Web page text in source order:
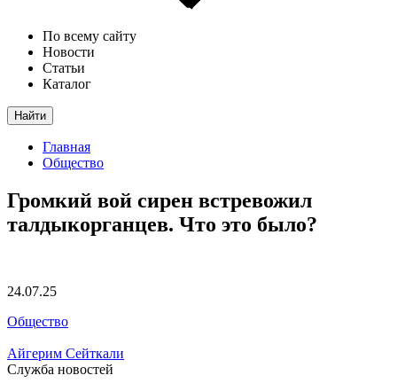
По всему сайту
Новости
Статьи
Каталог
Найти
Главная
Общество
Громкий вой сирен встревожил
талдыкорганцев. Что это было?
24.07.25
Общество
Айгерим Сейткали
Служба новостей